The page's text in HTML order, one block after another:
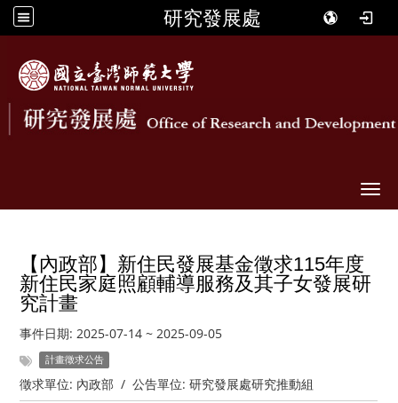
研究發展處
【內政部】新住民發展基金徵求115年度
新住民家庭照顧輔導服務及其子女發展研
究計畫
事件日期: 2025-07-14 ~ 2025-09-05
計畫徵求公告
徵求單位: 內政部 / 公告單位: 研究發展處研究推動組